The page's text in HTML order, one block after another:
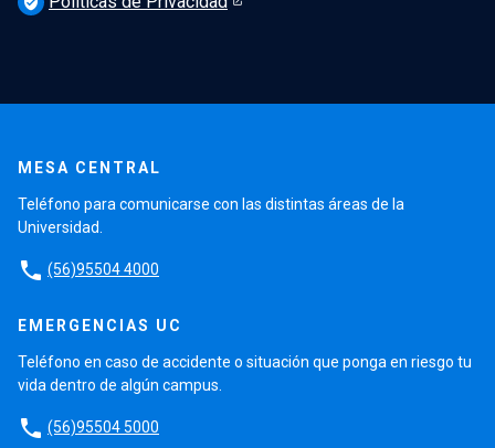
MESA CENTRAL
Teléfono para comunicarse con las distintas áreas de la
Universidad.
phone (56)95504 4000
EMERGENCIAS UC
Teléfono en caso de accidente o situación que ponga en riesgo tu
vida dentro de algún campus.
phone (56)95504 5000